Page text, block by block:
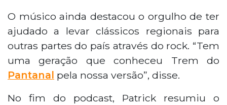
O músico ainda destacou o orgulho de ter
ajudado a levar clássicos regionais para
outras partes do país através do rock. “Tem
uma geração que conheceu Trem do
Pantanal pela nossa versão”, disse.
No fim do podcast, Patrick resumiu o